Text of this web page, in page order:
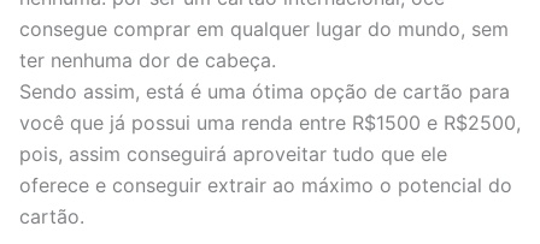
consegue comprar em qualquer lugar do mundo, sem
ter nenhuma dor de cabeça.
Sendo assim, está é uma ótima opção de cartão para
você que já possui uma renda entre R$1500 e R$2500,
pois, assim conseguirá aproveitar tudo que ele
oferece e conseguir extrair ao máximo o potencial do
cartão.